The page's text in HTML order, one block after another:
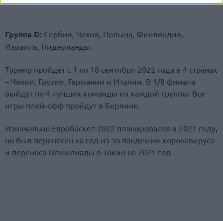
Группа D: Сербия, Чехия, Польша, Финляндия,
Израиль, Нидерланды.
Турнир пройдет с 1 по 18 сентября 2022 года в 4 странах
– Чехии, Грузии, Германии и Италии. В 1/8 финала
выйдут по 4 лучших команды из каждой группы. Все
игры плей-офф пройдут в Берлине.
Изначально Евробаскет-2022 планировался в 2021 году,
но был перенесен на год из-за пандемии коронавируса
и переноса Олимпиады в Токио на 2021 год.